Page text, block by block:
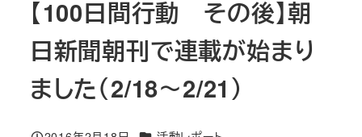
【100日間行動 その後】朝
日新聞朝刊で連載が始まり
ました（2/18～2/21）